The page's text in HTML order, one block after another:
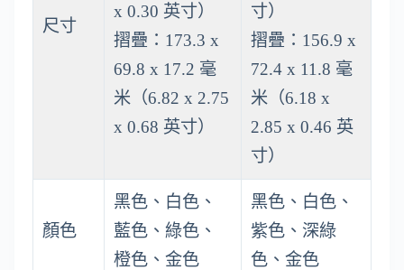
尺寸
x 0.30 英寸）
摺疊：173.3 x
69.8 x 17.2 毫
米（6.82 x 2.75
x 0.68 英寸）
寸）
摺疊：156.9 x
72.4 x 11.8 毫
米（6.18 x
2.85 x 0.46 英
寸）
顏色
黑色、白色、
藍色、綠色、
橙色、金色
黑色、白色、
紫色、深綠
色、金色